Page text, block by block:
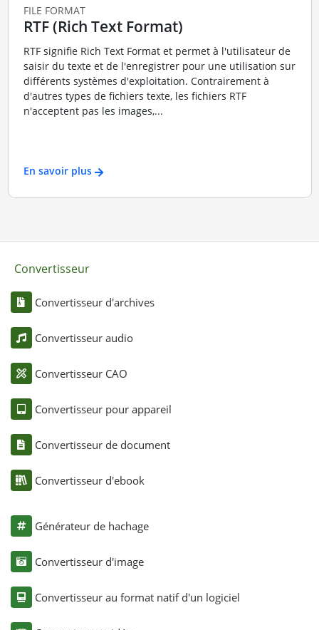
FILE FORMAT
RTF (Rich Text Format)
RTF signifie Rich Text Format et permet à l'utilisateur de
saisir du texte et de l'enregistrer pour une utilisation sur
différents systèmes d'exploitation. Contrairement à
d'autres types de fichiers texte, les fichiers RTF
n'acceptent pas les images,...
En savoir plus
Convertisseur
Convertisseur d'archives
Convertisseur audio
Convertisseur CAO
Convertisseur pour appareil
Convertisseur de document
Convertisseur d'ebook
Générateur de hachage
Convertisseur d'image
Convertisseur au format natif d'un logiciel